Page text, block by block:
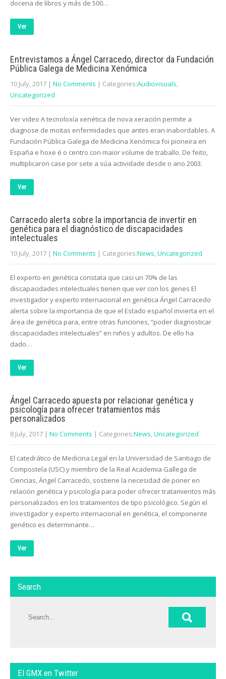
docena de libros y más de 500…
Ver
Entrevistamos a Ángel Carracedo, director da Fundación
Pública Galega de Medicina Xenómica
10 July, 2017 | No Comments | Categories:Audiovisuals,
Uncategorized
Ver video A tecnoloxía xenética de nova xeración permite a
diagnose de moitas enfermidades que antes eran inabordables. A
Fundación Pública Galega de Medicina Xenómica foi pioneira en
España e hoxe é o centro con maior volume de traballo. De feito,
multiplicaron case por sete a súa actividade desde o ano 2003.
Ver
Carracedo alerta sobre la importancia de invertir en
genética para el diagnóstico de discapacidades
intelectuales
10 July, 2017 | No Comments | Categories:News,Uncategorized
El experto en genética constata que casi un 70% de las
discapacidades intelectuales tienen que ver con los genes El
investigador y experto internacional en genética Ángel Carracedo
alerta sobre la importancia de que el Estado español invierta en el
área de genética para, entre otras funciones, “poder diagnosticar
discapacidades intelectuales” en niños y adultos. De ello ha
dado…
Ver
Ángel Carracedo apuesta por relacionar genética y
psicología para ofrecer tratamientos más
personalizados
8 July, 2017 | No Comments | Categories:News,Uncategorized
El catedrático de Medicina Legal en la Universidad de Santiago de
Compostela (USC) y miembro de la Real Academia Gallega de
Ciencias, Ángel Carracedo, sostiene la necesidad de poner en
relación genética y psicología para poder ofrecer tratamientos más
personalizados en los tratamientos de tipo psicológico. Según el
investigador y experto internacional en genética, el componente
genético es determinante…
Ver
Search
El GMX en Twitter